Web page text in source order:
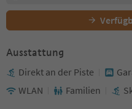
Ausstattung
Direkt an der Piste
WLAN
Familien